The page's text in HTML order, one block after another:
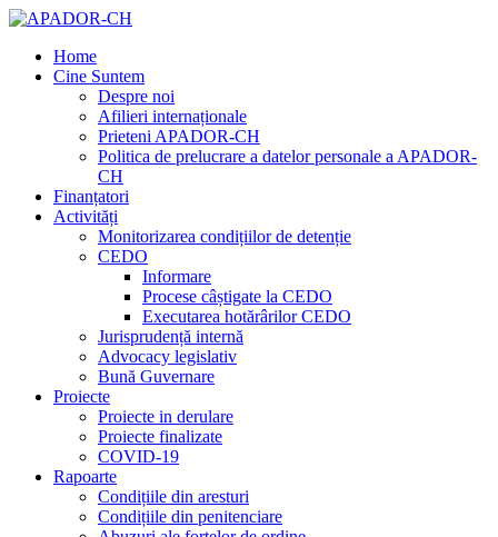
Home
Cine Suntem
Despre noi
Afilieri internaționale
Prieteni APADOR-CH
Politica de prelucrare a datelor personale a APADOR-
CH
Finanțatori
Activități
Monitorizarea condițiilor de detenție
CEDO
Informare
Procese câștigate la CEDO
Executarea hotărârilor CEDO
Jurisprudență internă
Advocacy legislativ
Bună Guvernare
Proiecte
Proiecte in derulare
Proiecte finalizate
COVID-19
Rapoarte
Condițiile din aresturi
Condițiile din penitenciare